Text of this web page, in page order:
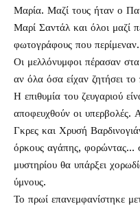
Μαρία. Μαζί τους ήταν ο
Μαρί Σαντάλ και όλοι μαζί
φωτογράφους που περίμεναν.
Οι μελλόνυμφοι πέρασαν
αν όλα όσα είχαν ζητήσει το
Η επιθυμία του ζευγαριού
αποφευχθούν οι υπερβολές.
Γκρες και Χρυσή
όρκους αγάπης, φορώντας…
μυστηρίου θα υπάρξει
ύμνους.
Το πρωί επανεμφανίστηκε